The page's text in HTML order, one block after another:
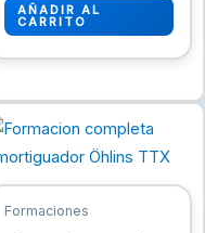
AÑADIR AL
CARRITO
Formaciones